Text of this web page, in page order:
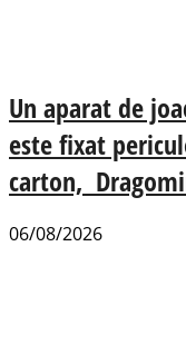
Un aparat de
este fixat
carton,
06/08/2026